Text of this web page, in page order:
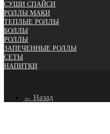
СУШИ СПАЙСИ
РОЛЛЫ МАКИ
ТЕПЛЫЕ РОЛЛЫ
БОЛЛЫ
РОЛЛЫ
ЗАПЕЧЕННЫЕ РОЛЛЫ
СЕТЫ
НАПИТКИ
← Назад